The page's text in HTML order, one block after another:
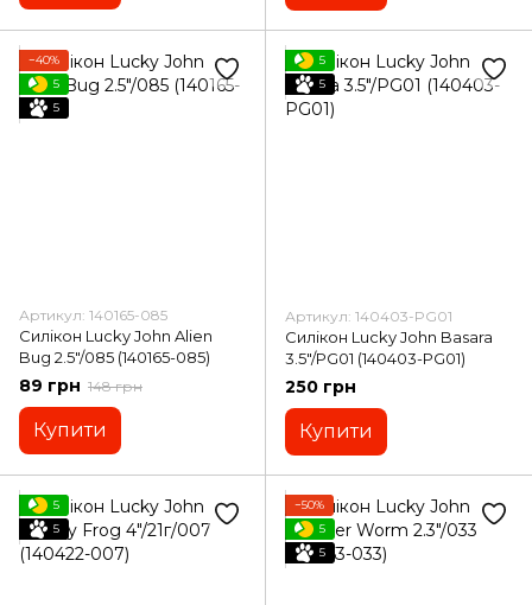
−40%
5
5
Артикул: 140165-085
Силікон Lucky John Alien
Bug 2.5"/085 (140165-085)
89 грн 148 грн
Купити
5
5
Артикул: 140403-PG01
Силікон Lucky John Basara
3.5"/PG01 (140403-PG01)
250 грн
Купити
5
5
−50%
5
5